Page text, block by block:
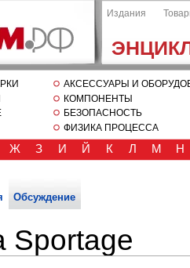
Издания
АКСЕССУАРЫ И
КОМПОНЕНТЫ
БЕЗОПАСНОСТЬ
ФИЗИКА ПРОЦЕССА
Ж З И Й К Л М Н
Обсуждение
Sportage